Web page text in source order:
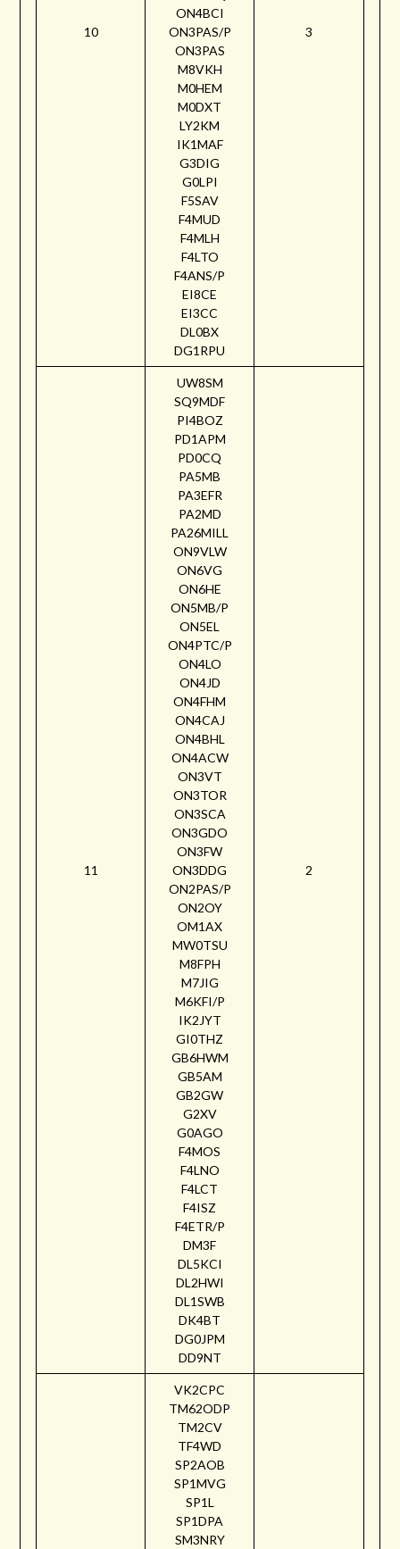
10
ON4BCI
ON3PAS/P
ON3PAS
M8VKH
M0HEM
M0DXT
LY2KM
IK1MAF
G3DIG
G0LPI
F5SAV
F4MUD
F4MLH
F4LTO
F4ANS/P
EI8CE
EI3CC
DL0BX
DG1RPU
3
11
UW8SM
SQ9MDF
PI4BOZ
PD1APM
PD0CQ
PA5MB
PA3EFR
PA2MD
PA26MILL
ON9VLW
ON6VG
ON6HE
ON5MB/P
ON5EL
ON4PTC/P
ON4LO
ON4JD
ON4FHM
ON4CAJ
ON4BHL
ON4ACW
ON3VT
ON3TOR
ON3SCA
ON3GDO
ON3FW
ON3DDG
ON2PAS/P
ON2OY
OM1AX
MW0TSU
M8FPH
M7JIG
M6KFI/P
IK2JYT
GI0THZ
GB6HWM
GB5AM
GB2GW
G2XV
G0AGO
F4MOS
F4LNO
F4LCT
F4ISZ
F4ETR/P
DM3F
DL5KCI
DL2HWI
DL1SWB
DK4BT
DG0JPM
DD9NT
2
VK2CPC
TM62ODP
TM2CV
TF4WD
SP2AOB
SP1MVG
SP1L
SP1DPA
SM3NRY